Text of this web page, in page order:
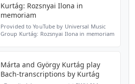
Kurtág: Rozsnyai Ilona in
memoriam
Provided to YouTube by Universal Music
Group Kurtág: Rozsnyai Ilona in memoriam
Márta and György Kurtág play
Bach-transcriptions by Kurtág